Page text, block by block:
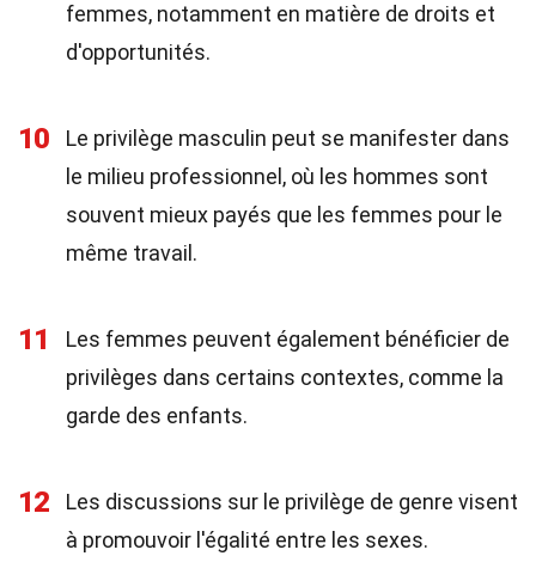
femmes, notamment en matière de droits et
d'opportunités.
10
Le privilège masculin peut se manifester dans
le milieu professionnel, où les hommes sont
souvent mieux payés que les femmes pour le
même travail.
11
Les femmes peuvent également bénéficier de
privilèges dans certains contextes, comme la
garde des enfants.
12
Les discussions sur le privilège de genre visent
à promouvoir l'égalité entre les sexes.